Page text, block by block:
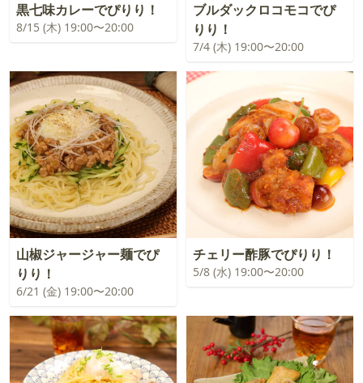
黒七味カレーでぴりり！
8/15 (木) 19:00〜20:00
ブルダックロコモコでぴ
りり！
7/4 (木) 19:00〜20:00
山椒ジャージャー麺でぴ
りり！
6/21 (金) 19:00〜20:00
チェリー酢豚でぴりり！
5/8 (水) 19:00〜20:00